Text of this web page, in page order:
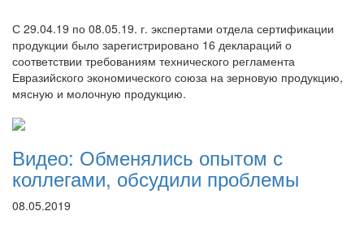
С 29.04.19 по 08.05.19. г. экспертами отдела сертификации
продукции было зарегистрировано 16 деклараций о
соответствии требованиям технического регламента
Евразийского экономического союза на зерновую продукцию,
мясную и молочную продукцию.
Видео: Обменялись опытом с
коллегами, обсудили проблемы
08.05.2019